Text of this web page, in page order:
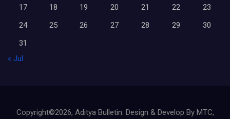
17
18 19 20 21 22
23
24
25 26 27 28 29
30
31
« Jul
Copyright©2026, Aditya Bulletin. Design & Develop By MTC,